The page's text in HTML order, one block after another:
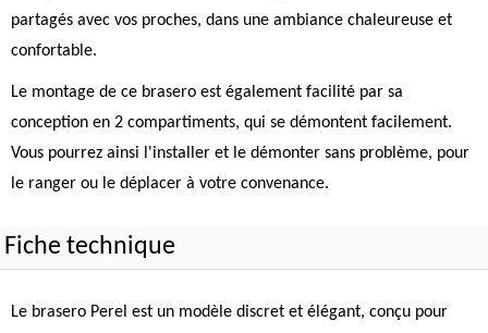
partagés avec vos proches, dans une ambiance chaleureuse et
confortable.
Le montage de ce brasero est également facilité par sa
conception en 2 compartiments, qui se démontent facilement.
Vous pourrez ainsi l'installer et le démonter sans problème, pour
le ranger ou le déplacer à votre convenance.
Fiche technique
Le brasero Perel est un modèle discret et élégant, conçu pour